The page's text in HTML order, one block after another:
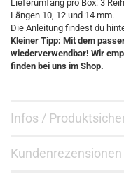
Lieferumfang pro Box: 3
Längen 10, 12 und 14 mm.
Die Anleitung findest du
Kleiner Tipp: Mit dem
wiederverwendbar! Wir
finden bei uns im Shop.
Infos /
Kundenrezensionen